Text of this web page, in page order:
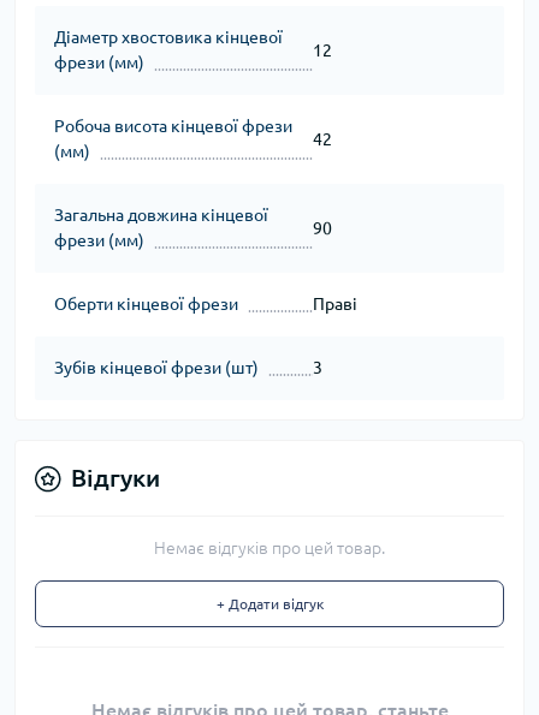
Діаметр хвостовика кінцевої
фрези (мм)
12
Робоча висота кінцевої фрези
(мм)
42
Загальна довжина кінцевої
фрези (мм)
90
Оберти кінцевої фрези Праві
Зубів кінцевої фрези (шт) 3
Відгуки
Немає відгуків про цей товар.
+ Додати відгук
Немає відгуків про цей товар, станьте